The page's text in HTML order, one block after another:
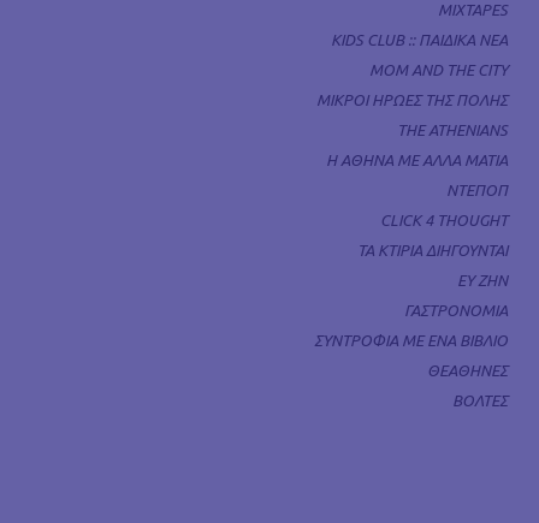
MIXTAPES
KIDS CLUB :: ΠΑΙΔΙΚΑ ΝΕΑ
MOM AND THE CITY
ΜΙΚΡΟΙ ΗΡΩΕΣ ΤΗΣ ΠΟΛΗΣ
THE ATHENIANS
Η ΑΘΗΝΑ ΜΕ ΑΛΛΑ ΜΑΤΙΑ
ΝΤΕΠΟΠ
CLICK 4 THOUGHT
ΤΑ ΚΤΙΡΙΑ ΔΙΗΓΟΥΝΤΑΙ
ΕΥ ΖΗΝ
ΓΑΣΤΡΟΝΟΜΙΑ
ΣΥΝΤΡΟΦΙΑ ΜΕ ΕΝΑ ΒΙΒΛΙΟ
ΘΕΑΘΗΝΕΣ
ΒΟΛΤΕΣ